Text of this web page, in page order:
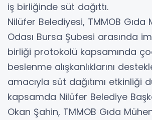
iş birliğinde süt dağıttı.
Nilüfer Belediyesi, TMMOB Gıda
Odası Bursa Şubesi arasında
birliği protokolü kapsamında
beslenme alışkanlıklarını
amacıyla süt dağıtımı etkinliği
kapsamda Nilüfer Belediye
Okan Şahin, TMMOB Gıda